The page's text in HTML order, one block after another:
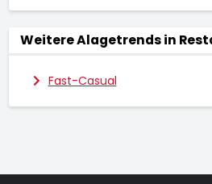
Weitere Alagetrends in
Fast-Casual